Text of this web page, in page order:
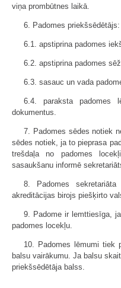
viņa prombūtnes laikā.
6. Padomes priekšsēdētājs:
6.1. apstiprina padomes
6.2. apstiprina padomes
6.3. sasauc un vada
6.4. paraksta padomes
dokumentus.
7. Padomes sēdes notiek
sēdes notiek, ja to pieprasa
trešdaļa no padomes
sasaukšanu informē
8. Padomes
akreditācijas birojs piešķirto
9. Padome ir lemttiesīga,
padomes locekļu.
10. Padomes lēmumi tiek
balsu vairākumu. Ja balsu
priekšsēdētāja balss.